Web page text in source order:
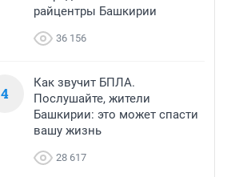
райцентры Башкирии
36 156
4
Как звучит БПЛА.
Послушайте, жители
Башкирии: это может спасти
вашу жизнь
28 617